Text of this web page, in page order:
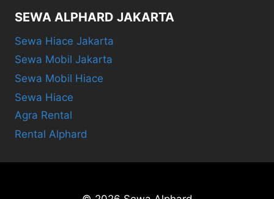
SEWA ALPHARD JAKARTA
Sewa Hiace Jakarta
Sewa Mobil Jakarta
Sewa Mobil Hiace
Sewa Hiace
Agra Rental
Rental Alphard